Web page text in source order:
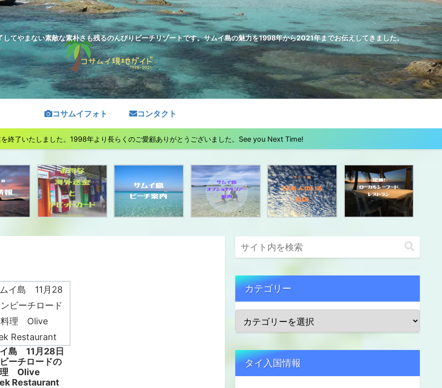
てやまない素敵な素朴さも残るのんびりビーチリゾートです。サムイ島の魅力を1998年から2021年までお伝えしてきました。
コサムイフォト コンタクト
終了いたしました。1998年より長らくのご愛顧ありがとうございました。See you Next Time!
島 11月28日
ーチロードの
理 Olive
Restaurant
カテゴリー
タイ入国情報